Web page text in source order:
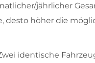
jährlicher
desto höher die
identische